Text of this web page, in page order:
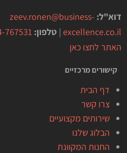
דוא"ל: zeev.ronen@business-
excellence.co.il
| טלפון: 767531
האתר לחצו כאן
קישורים מרכזיים
דף הבית
צרו קשר
שירותים מקצועיים
הבלוג שלנו
החנות המקוונת